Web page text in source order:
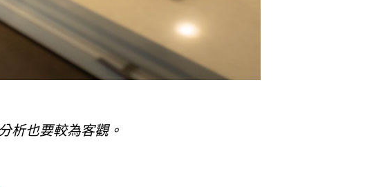
析也要較為客觀。